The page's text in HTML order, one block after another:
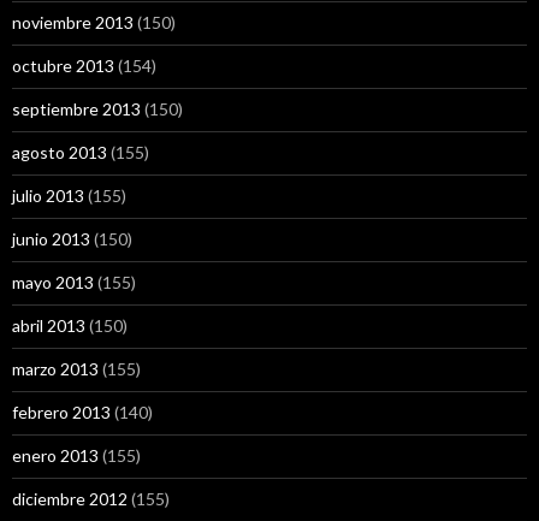
noviembre 2013 (150)
octubre 2013 (154)
septiembre 2013 (150)
agosto 2013 (155)
julio 2013 (155)
junio 2013 (150)
mayo 2013 (155)
abril 2013 (150)
marzo 2013 (155)
febrero 2013 (140)
enero 2013 (155)
diciembre 2012 (155)